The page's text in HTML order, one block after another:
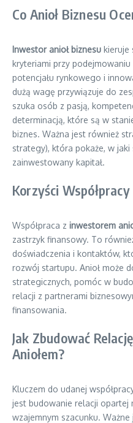
Co Anioł Biznesu
Inwestor anioł biznesu kieruje
kryteriami przy
potencjału rynkowego i
dużą wagę przywiązuje do
szuka osób z pasją,
determinacją, które są w
biznes. Ważna jest również
strategy), która pokaże, w
zainwestowany kapitał.
Korzyści
Współpraca z inwestorem
zastrzyk finansowy. To
doświadczenia i kontaktów,
rozwój startupu. Anioł może
strategicznych, pomóc w
relacji z partnerami
finansowania.
Jak Zbudować
Aniołem?
Kluczem do udanej
jest budowanie relacji opartej
wzajemnym szacunku.